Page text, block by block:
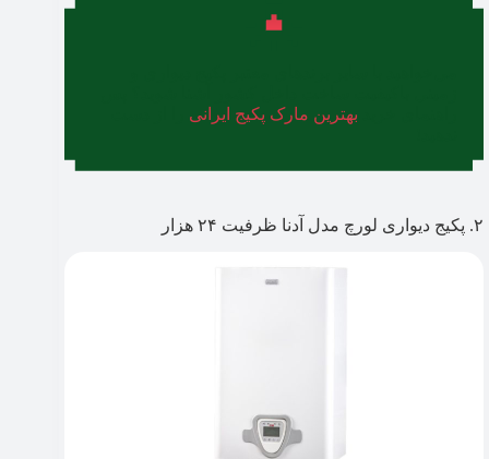
بهترین مارک پکیج ایرانی
۲. پکیج دیواری لورچ مدل آدنا ظرفیت ۲۴ هزار